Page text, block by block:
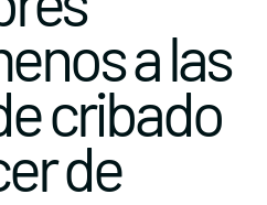
a las
cribado
de